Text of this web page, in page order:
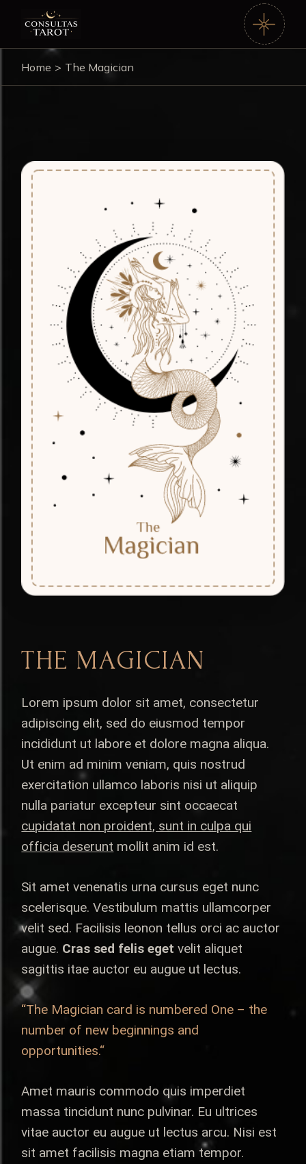
Home The Magician
THE MAGICIAN
Lorem ipsum dolor sit amet, consectetur
adipiscing elit, sed do eiusmod tempor
incididunt ut labore et dolore magna aliqua.
Ut enim ad minim veniam, quis nostrud
exercitation ullamco laboris nisi ut aliquip
nulla pariatur excepteur sint occaecat
cupidatat non proident, sunt in culpa qui
officia deserunt mollit anim id est.
Sit amet venenatis urna cursus eget nunc
scelerisque. Vestibulum mattis ullamcorper
velit sed. Facilisis leonon tellus orci ac auctor
augue. Cras sed felis eget velit aliquet
sagittis itae auctor eu augue ut lectus.
“The Magician card is numbered One – the
number of new beginnings and
opportunities.“
Amet mauris commodo quis imperdiet
massa tincidunt nunc pulvinar. Eu ultrices
vitae auctor eu augue ut lectus arcu. Nisi est
sit amet facilisis magna etiam tempor.